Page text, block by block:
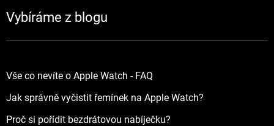
Vybíráme z blogu
Vše co nevíte o Apple Watch - FAQ
Jak správně vyčistit řemínek na Apple Watch?
Proč si pořídit bezdrátovou nabíječku?